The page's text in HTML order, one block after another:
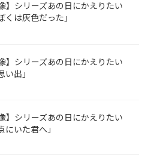
】シリーズあの日にかえりたい
くは灰色だった」
】シリーズあの日にかえりたい
い出」
】シリーズあの日にかえりたい
にいた君へ」